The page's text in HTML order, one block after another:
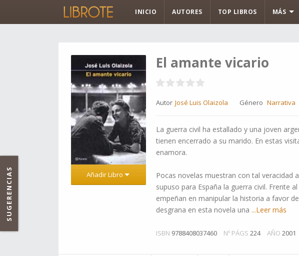
INICIO AUTORES TOP LIBROS MÁS
Añadir Libro
El amante vicario
Autor José Luis Olaizola Género Narrativa
La guerra civil ha estallado y una joven
tienen encerrado a su marido. En estas
enamora.
Pocas novelas muestran con tal veracidad
supuso para España la guerra civil. Frente
empeñan en manipular la historia a favor
desgrana en esta novela una ...Leer más
ISBN 9788408037460 Nº PÁGS 224 AÑO 2001
SUGERENCIAS